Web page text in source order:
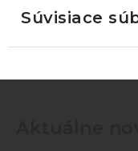
Súvisiace